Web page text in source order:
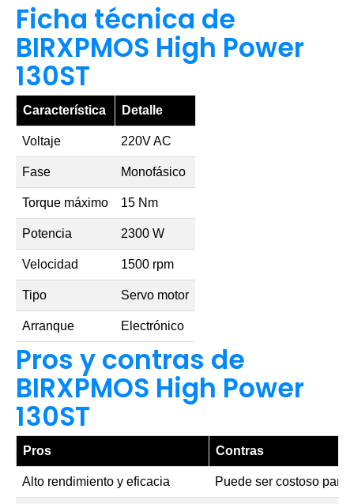
Ficha técnica de
BIRXPMOS High Power
130ST
Característica Detalle
Voltaje 220V AC
Fase Monofásico
Torque máximo 15 Nm
Potencia 2300 W
Velocidad 1500 rpm
Tipo Servo motor
Arranque Electrónico
Pros y contras de
BIRXPMOS High Power
130ST
Pros Contras
Alto rendimiento y eficacia Puede ser costoso para